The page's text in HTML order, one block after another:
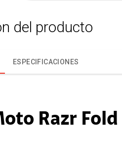
del producto
ESPECIFICACIONES
Razr Fold